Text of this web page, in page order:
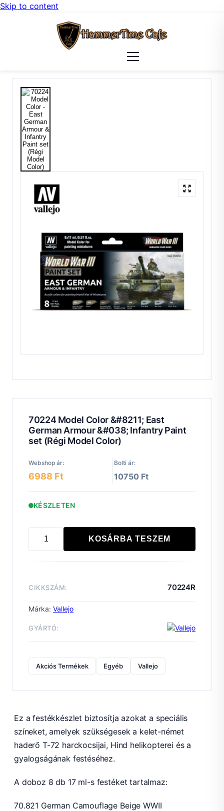
Skip to content
70224 Model Color &#8211; East
German Armour &#038; Infantry Paint
set (Régi Model Color)
Webshop ár: Bolti ár:
6988 Ft 10750 Ft
KÉSZLETEN
70224
German
&
set
Model
mennyiség
KOSÁRBA TESZEM
CIKKSZÁM: 70224R
Márka: Vallejo
GYÁRTÓ:
Akciós Termékek Egyéb Vallejo
Ez a festékkészlet biztosítja azokat a speciális
színeket, amelyek szükségesek a kelet-német
haderő T-72 harckocsijai, Hind helikopterei és a
gyalogságának festéséhez.
A doboz 8 db 17 ml-s festéket tartalmaz:
70.821 German Camouflage Beige WWII